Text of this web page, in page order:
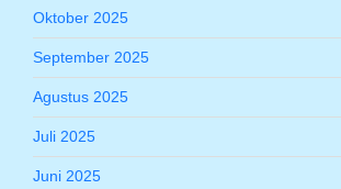
Oktober 2025
September 2025
Agustus 2025
Juli 2025
Juni 2025